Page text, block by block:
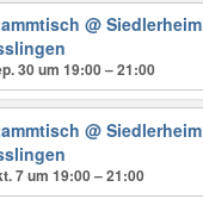
@ Siedlerheim
30 um 19:00 – 21:00
@ Siedlerheim
7 um 19:00 – 21:00